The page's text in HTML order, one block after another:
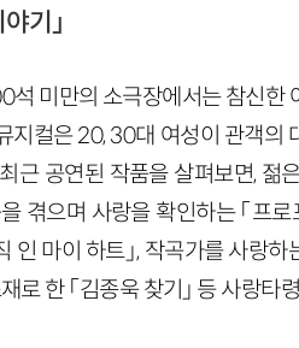
기」
미만의 소극장에서는 참신한
지컬은 20, 30대 여성이 관객의
근 공연된 작품을 살펴보면, 젊
겪으며 사랑을 확인하는 「프
마이 하트」, 작곡가를 사랑하
로 한 「김종욱 찾기」 등 사랑타